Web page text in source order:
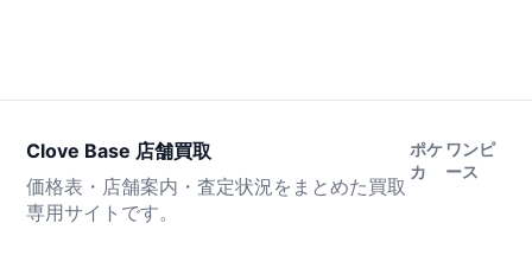
Clove Base 店舗買取
価格表・店舗案内・査定状況をまとめた買取
専用サイトです。
ポケ
カ
ワンピ
ース